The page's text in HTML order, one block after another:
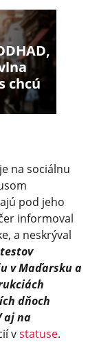
chcú
na sociálnu
pod jeho
informoval
a neskrýval
v Maďarsku a
dňoch
aj na
vstatuse.